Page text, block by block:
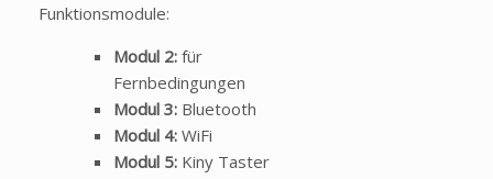
Funktionsmodule:
Modul 2:für
Fernbedingungen
Modul 3:Bluetooth
Modul 4:WiFi
Modul 5:Kiny Taster